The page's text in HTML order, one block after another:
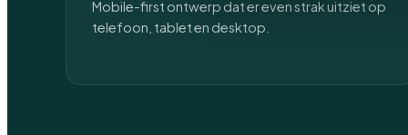
Mobile-first ontwerp dat er even strak uitziet op
telefoon, tablet en desktop.